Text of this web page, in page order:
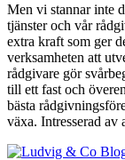
Men vi stannar inte
tjänster och vår
extra kraft som ger
verksamheten att
rådgivare gör
till ett fast och
bästa
växa. Intresserad av